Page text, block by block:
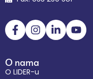
O nama
O LIDER-u